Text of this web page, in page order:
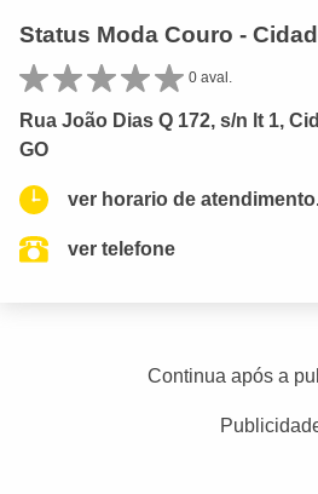
Status Moda Couro -
0 aval.
Rua João Dias Q 172, s/n lt 1,
GO
ver horario de
ver telefone
Continua após a